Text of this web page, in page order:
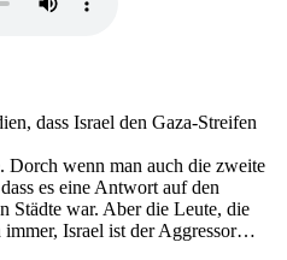
dass Israel den Gaza-Streifen
Dorch wenn man auch die zweite
es eine Antwort auf den
Städte war. Aber die Leute, die
immer, Israel ist der Aggressor…